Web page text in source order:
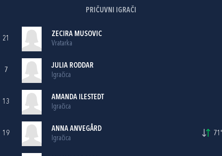
PRIČUVNI IGRAČI
21
ZECIRA MUSOVIC
Vratarka
7
JULIA RODDAR
Igračica
13
AMANDA ILESTEDT
Igračica
19
ANNA ANVEGÅRD
Igračica
71'